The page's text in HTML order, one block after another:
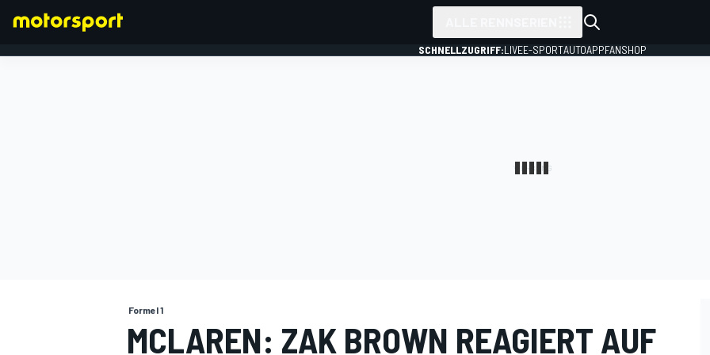
SCHNELLZUGRIFF:LIVEE-SPORTAUTOAPPFANSHOP
Formel 1
MCLAREN: ZAK BROWN REAGIERT AUF